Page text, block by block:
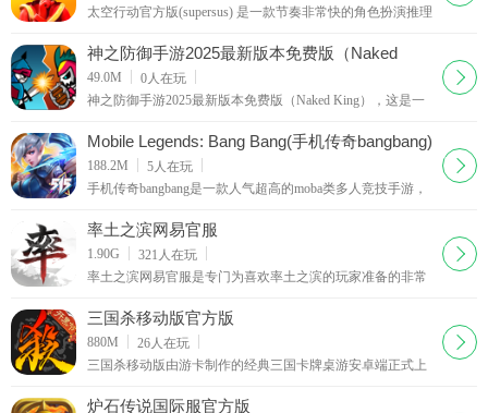
太空行动官方版(supersus) 是一款节奏非常快的角色扮演推理
通过完成所有的任务获得游戏的胜利，能够
神之防御手游2025最新版本免费版（Naked
King）
49.0M 0人在玩
神之防御手游2025最新版本免费版（Naked King），这是一
己的军队去进行战斗，这里有着很多的怪物会入侵我
下载
Mobile Legends: Bang Bang(手机传奇bangbang)
188.2M 5人在玩
手机传奇bangbang是一款人气超高的moba类多人竞技手游，
戏，可以与队友进行配合秀出操作获得比赛的胜利。
下载
率土之滨网易官服
1.90G 321 人在玩
率土之滨网易官服是专门为喜欢率土之滨的玩家准备的非常
己征战之旅，相信不少的玩家都会非常喜欢，赶紧下载最新
下载
三国杀移动版官方版
880M 26人在玩
三国杀移动版由游卡制作的经典三国卡牌桌游安卓端正式上
三国之旅，经典的人物立绘，完整的游戏规则和卡牌
下载
炉石传说国际服官方版